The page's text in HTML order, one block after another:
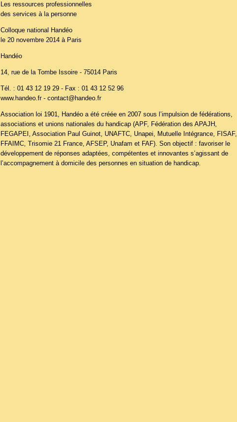
Les ressources professionnelles
des services à la personne
Colloque national Handéo
le 20 novembre 2014 à Paris
Handéo
14, rue de la Tombe Issoire - 75014 Paris
Tél. : 01 43 12 19 29 - Fax : 01 43 12 52 96
www.handeo.fr- contact@handeo.fr
Association loi 1901, Handéo a été créée en 2007 sous l’impulsion de fédérations,
associations et unions nationales du handicap (APF, Fédération des APAJH,
FEGAPEI, Association Paul Guinot, UNAFTC, Unapei, Mutuelle Intégrance, FISAF,
FFAIMC, Trisomie 21 France, AFSEP, Unafam et FAF). Son objectif : favoriser le
développement de réponses adaptées, compétentes et innovantes s’agissant de
l’accompagnement à domicile des personnes en situation de handicap.